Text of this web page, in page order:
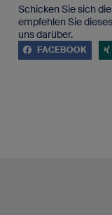
Schicken Sie sich
empfehlen Sie
uns darüber.
FACEBOOK